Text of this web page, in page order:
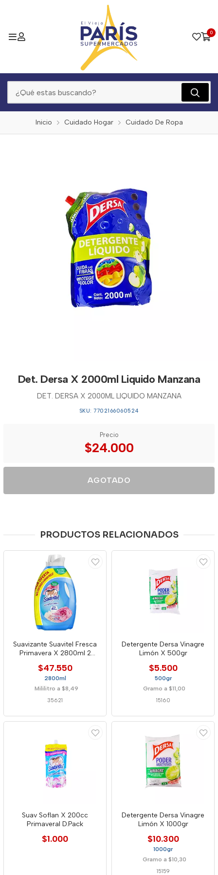
0
Inicio Cuidado Hogar Cuidado De Ropa
Det. Dersa X 2000ml Liquido Manzana
DET. DERSA X 2000ML LIQUIDO MANZANA
SKU: 7702166060524
Precio
$24.000
AGOTADO
PRODUCTOS RELACIONADOS
Suavizante Suavitel Fresca
Primavera X 2800ml 2
$47.550
2800ml
Mililitro a $8,49
35621
Detergente Dersa Vinagre
Limón X 500gr
$5.500
500gr
Gramo a $11,00
15160
Suav Soflan X 200cc
Primaveral D.Pack
$1.000
Detergente Dersa Vinagre
Limón X 1000gr
$10.300
1000gr
Gramo a $10,30
15159